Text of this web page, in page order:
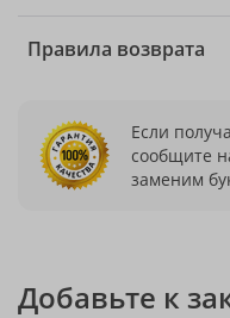
Правила возврата
Если
сообщите
заменим
Добавьте к